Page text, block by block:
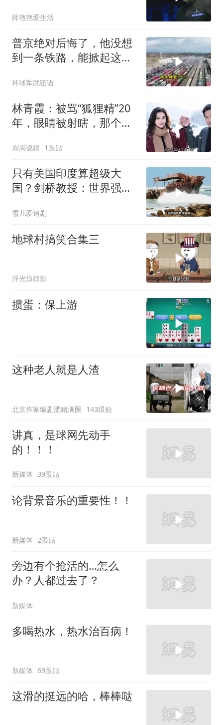
薛艳艳爱生活
普京绝对后悔了，他没想
到一条铁路，能掀起这么
改写
环球军武密语
林青霞：被骂“狐狸精”20
年，眼睛被射瞎，那个男
钱？”
周周说娱 1跟贴
只有美国印度算超级大
国？剑桥教授：世界强国
雪儿爱追剧
地球村搞笑合集三
浮光惊掠影
掼蛋：保上游
这种老人就是人渣
北京作家编剧肥猪满圈 143跟贴
讲真，是球网先动手
的！！！
新媒体 39跟贴
论背景音乐的重要性！！
新媒体 2跟贴
旁边有个抢活的…怎么
办？人都过去了？
新媒体
多喝热水，热水治百病！
新媒体 69跟贴
这滑的挺远的哈，棒棒哒